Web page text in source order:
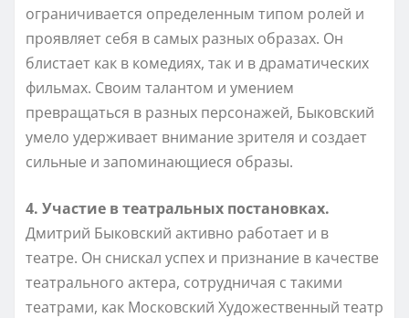
ограничивается определенным типом ролей и
проявляет себя в самых разных образах. Он
блистает как в комедиях, так и в драматических
фильмах. Своим талантом и умением
превращаться в разных персонажей, Быковский
умело удерживает внимание зрителя и создает
сильные и запоминающиеся образы.
4. Участие в театральных постановках.
Дмитрий Быковский активно работает и в
театре. Он снискал успех и признание в качестве
театрального актера, сотрудничая с такими
театрами, как Московский Художественный театр